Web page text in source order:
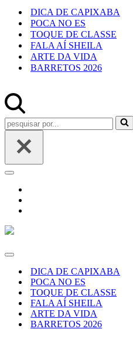
DICA DE CAPIXABA
POCA NO ES
TOQUE DE CLASSE
FALA AÍ SHEILA
ARTE DA VIDA
BARRETOS 2026
Pesquisar
por...
Menu
navegação
Menu
navegaçãoDICA DE CAPIXABA
POCA NO ES
TOQUE DE CLASSE
FALA AÍ SHEILA
ARTE DA VIDA
BARRETOS 2026